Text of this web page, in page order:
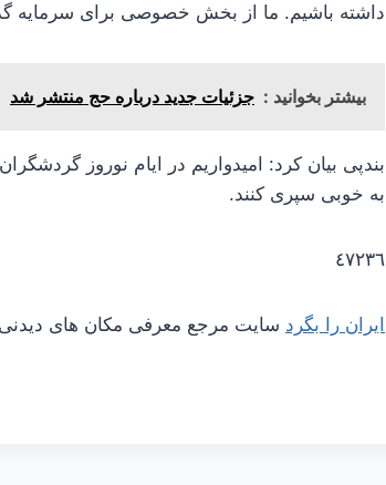
داشته باشیم. ما از بخش خصوصی برای سرمایه
بیشتر بخوانید : جزئیات جدید درباره حج منتشر شد
بندپی بیان کرد: امیدواریم در ایام نوروز
به خوبی سپری کنند.
٤٧٢٣٦
ایران را بگرد سایت مرجع معرفی مکان های دیدنی